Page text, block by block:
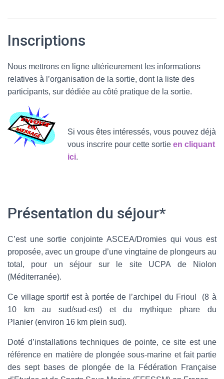
Inscriptions
Nous mettrons en ligne ultérieurement les informations
relatives à l’organisation de la sortie, dont la liste des
participants, sur dédiée au côté pratique de la sortie.
Si vous êtes intéressés, vous pouvez déjà
vous inscrire pour cette sortie en cliquant
ici.
Présentation du séjour*
C’est une sortie conjointe ASCEA/Dromies qui vous est
proposée, avec un groupe d’une vingtaine de plongeurs au
total, pour un séjour sur le site UCPA de Niolon
(Méditerranée).
Ce village sportif est à portée de l’archipel du Frioul (8 à
10 km au sud/sud-est) et du mythique phare du
Planier (environ 16 km plein sud).
Doté d’installations techniques de pointe, ce site est une
référence en matière de plongée sous-marine et fait partie
des sept bases de plongée de la Fédération Française